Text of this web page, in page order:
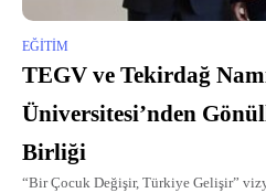
EĞITIM
TEGV ve Tekirdağ
Üniversitesi’nden
Birliği
“Bir Çocuk Değişir, Türkiye Gelişir”